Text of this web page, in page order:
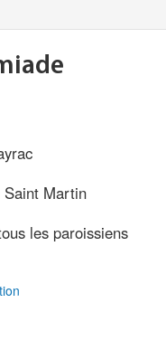
Saint Martin
les paroissiens